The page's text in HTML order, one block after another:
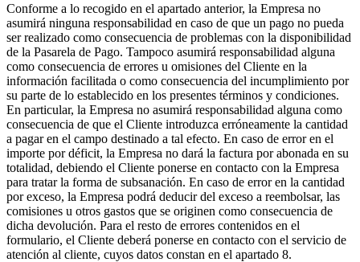
Conforme a lo recogido en el apartado anterior, la Empresa no
asumirá ninguna responsabilidad en caso de que un pago no pueda
ser realizado como consecuencia de problemas con la disponibilidad
de la Pasarela de Pago. Tampoco asumirá responsabilidad alguna
como consecuencia de errores u omisiones del Cliente en la
información facilitada o como consecuencia del incumplimiento por
su parte de lo establecido en los presentes términos y condiciones.
En particular, la Empresa no asumirá responsabilidad alguna como
consecuencia de que el Cliente introduzca erróneamente la cantidad
a pagar en el campo destinado a tal efecto. En caso de error en el
importe por déficit, la Empresa no dará la factura por abonada en su
totalidad, debiendo el Cliente ponerse en contacto con la Empresa
para tratar la forma de subsanación. En caso de error en la cantidad
por exceso, la Empresa podrá deducir del exceso a reembolsar, las
comisiones u otros gastos que se originen como consecuencia de
dicha devolución. Para el resto de errores contenidos en el
formulario, el Cliente deberá ponerse en contacto con el servicio de
atención al cliente, cuyos datos constan en el apartado 8.